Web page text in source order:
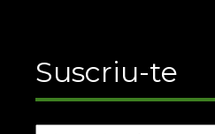
Suscriu-te